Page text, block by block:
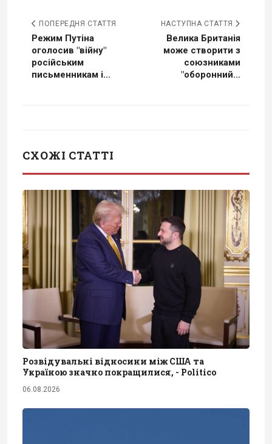
ПОПЕРЕДНЯ СТАТТЯ
Режим Путіна
оголосив "війну"
російським
письменникам і...
НАСТУПНА СТАТТЯ
Велика Британія
може створити з
союзниками
"оборонний...
СХОЖІ СТАТТІ
Розвідувальні відносини між США та
Україною значно покращилися, - Politico
06.08.2026